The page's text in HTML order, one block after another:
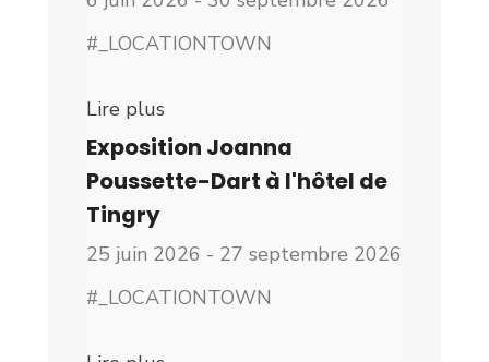
#_LOCATIONTOWN
Lire plus
Exposition Joanna
Poussette-Dart à l'hôtel de
Tingry
25 juin 2026 - 27 septembre 2026
#_LOCATIONTOWN